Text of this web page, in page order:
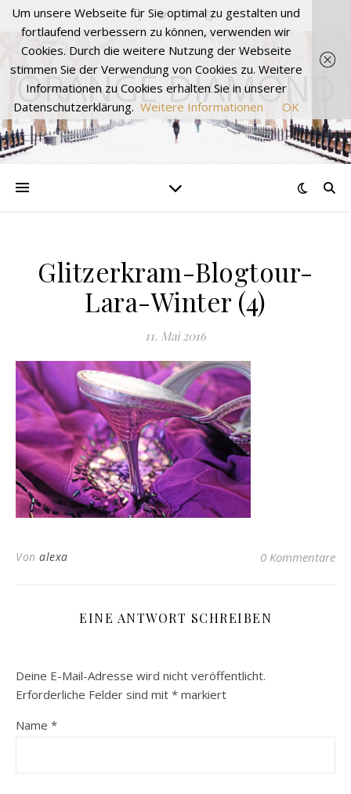
ORANGE DIAMOND
Glitzerkram-Blogtour-
Lara-Winter (4)
11. Mai 2016
Von alexa 0 Kommentare
EINE ANTWORT SCHREIBEN
Deine E-Mail-Adresse wird nicht veröffentlicht.
Erforderliche Felder sind mit * markiert
Name *
Um unsere Webseite für Sie optimal zu gestalten und
fortlaufend verbessern zu können, verwenden wir
Cookies. Durch die weitere Nutzung der Webseite
stimmen Sie der Verwendung von Cookies zu. Weitere
Informationen zu Cookies erhalten Sie in unserer
Datenschutzerklärung. Weitere Informationen OK